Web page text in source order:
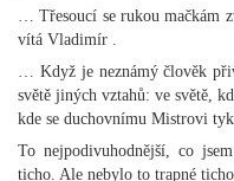
… Třesoucí se rukou mačkám
vítá Vladimír .
… Když je neznámý člověk
světě jiných vztahů: ve světě,
kde se duchovnímu Mistrovi
To nejpodivuhodnější, co
ticho. Ale nebylo to trapné